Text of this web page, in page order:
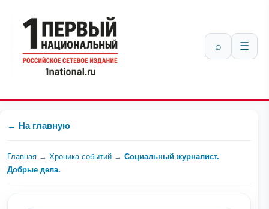
⌕ ☰
← На главную
Главная → Хроника событий → Социальный журналист.
Добрые дела.